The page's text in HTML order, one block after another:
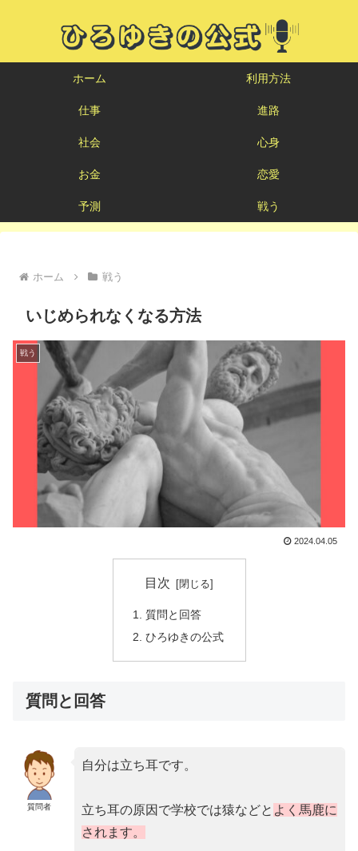
ホーム 利用方法
仕事 進路
社会 心身
お金 恋愛
予測 戦う
ホーム 戦う
いじめられなくなる方法
戦う
2024.04.05
目次
質問と回答
ひろゆきの公式
質問と回答
質問者
自分は立ち耳です。
立ち耳の原因で学校では猿などと よく馬鹿に
されます。